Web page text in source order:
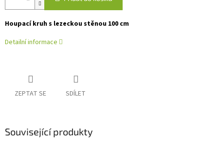
Houpací kruh s lezeckou stěnou 100 cm
Detailní informace
ZEPTAT SE SDÍLET
Související produkty